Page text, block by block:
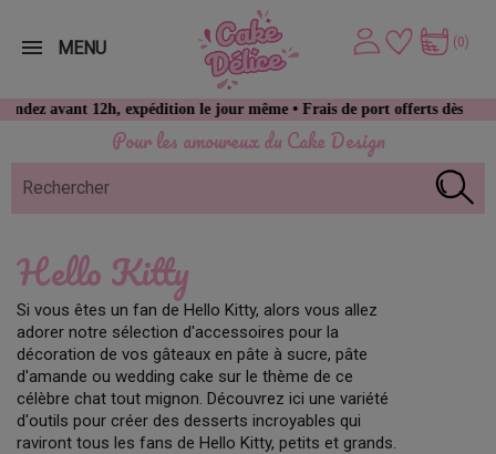
Pour les amoureux du Cake Design
avant 12h, expédition le jour même • Frais de port offerts dès 49 €
(0)
MENU
Hello Kitty
Si vous êtes un fan de Hello Kitty, alors vous allez
adorer notre sélection d'accessoires pour la
décoration de vos gâteaux en pâte à sucre, pâte
d'amande ou wedding cake sur le thème de ce
célèbre chat tout mignon. Découvrez ici une variété
d'outils pour créer des desserts incroyables qui
raviront tous les fans de Hello Kitty, petits et grands.